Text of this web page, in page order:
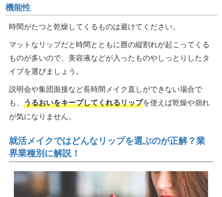
機能性
時間がたつと乾燥してくるものは避けてください。
マットなリップだと時間とともに唇の縦割れが起こってくる
ものが多いので、美容液などが入ったものやしっとりしたタ
イプを選びましょう。
説明会や集団面接など長時間メイク直しができない場合で
も、 うるおいをキープしてくれるリップを使えば乾燥や崩れ
が気になりません。
就活メイクではどんなリップを選ぶのが正解？業
界業種別に解説！